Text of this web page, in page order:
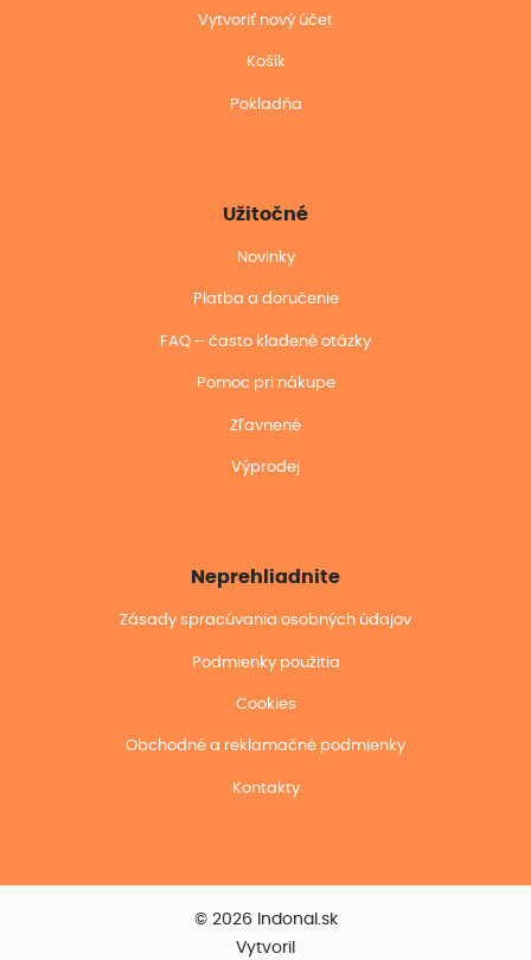
Vytvoriť nový účet
Košík
Pokladňa
Užitočné
Novinky
Platba a doručenie
FAQ – často kladené otázky
Pomoc pri nákupe
Zľavnené
Výprodej
Neprehliadnite
Zásady spracúvania osobných údajov
Podmienky použitia
Cookies
Obchodné a reklamačné podmienky
Kontakty
© 2026 Indonal.sk
Vytvoril